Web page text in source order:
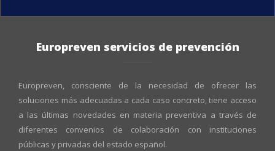
Europreven servicios de prevención
Europreven, consciente de la necesidad de ofrecer las
soluciones más adecuadas a cada caso concreto, tiene acceso
a las últimas novedades en materia preventiva a través de
diferentes convenios de colaboración con instituciones
públicas y privadas del estado español.